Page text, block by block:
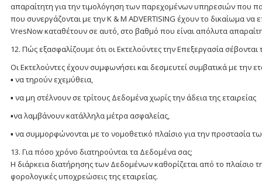
απαραίτητη για την τιμολόγηση των παρεχομένων υπηρεσιών που
που συνεργάζονται με την K & M ADVERTISING έχουν το δικαίωμα
VresNow καταθέτουν σε αυτό, στο βαθμό που είναι απόλυτα
12. Πώς εξασφαλίζουμε ότι οι Εκτελούντες την Επεξεργασία
Οι Εκτελούντες έχουν συμφωνήσει και δεσμευτεί συμβατικά με την
▪ να τηρούν εχεμύθεια,
▪ να μη στέλνουν σε τρίτους Δεδομένα χωρίς την άδεια της εταιρείας
▪να λαμβάνουν κατάλληλα μέτρα ασφαλείας,
▪ να συμμορφώνονται με το νομοθετικό πλαίσιο για την προστασία
13. Για πόσο χρόνο διατηρούνται τα Δεδομένα σας;
Η διάρκεια διατήρησης των Δεδομένων καθορίζεται από το πλαίσιο
φορολογικές υποχρεώσεις της εταιρείας.